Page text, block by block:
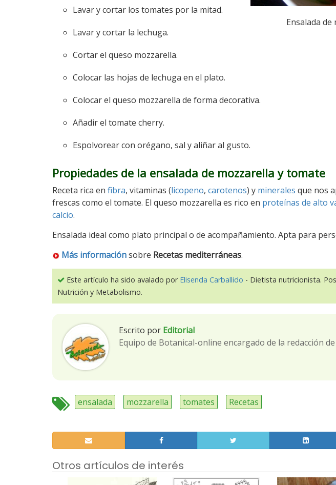
Ensalada
Lavar y cortar los tomates por la mitad.
Lavar y cortar la lechuga.
Cortar el queso mozzarella.
Colocar las hojas de lechuga en el plato.
Colocar el queso mozzarella de forma decorativa.
Añadir el tomate cherry.
Espolvorear con orégano, sal y aliñar al gusto.
Propiedades de la ensalada de mozzarella y tomate
Receta rica en fibra, vitaminas (licopeno, carotenos) y minerales que nos
frescas como el tomate. El queso mozzarella es rico en proteínas de alto
calcio.
Ensalada ideal como plato principal o de acompañamiento. Apta para
Más informaciónsobre Recetas mediterráneas.
Este artículo ha sido avalado por Elisenda Carballido - Dietista nutricionista.
Nutrición y Metabolismo.
Escrito por Editorial
Equipo de Botanical-online encargado de la redacción
ensalada mozzarella tomates Recetas
Otros artículos de interés